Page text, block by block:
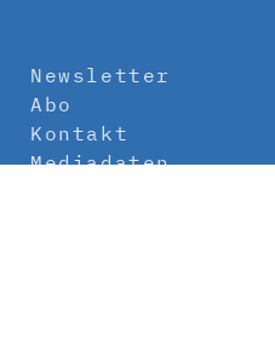
Newsletter
Abo
Kontakt
Mediadaten